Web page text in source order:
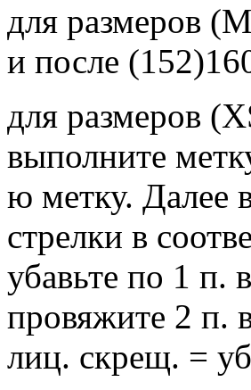
для размеров
и после
для размеров
выполните
ю метку. Далее
стрелки в
убавьте по 1 п.
провяжите 2 п.
лиц. скрещ. =